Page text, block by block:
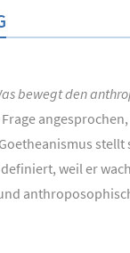
Was bewegt den
Frage
weil er